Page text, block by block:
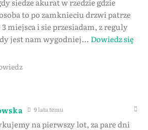
to po zamknieciu drzwi patrze
3 miejsca i sie przesiadam, z reguly
jest nam wygodniej… Dowiedz się
9 lata temu
na pierwszy lot, za pare dni